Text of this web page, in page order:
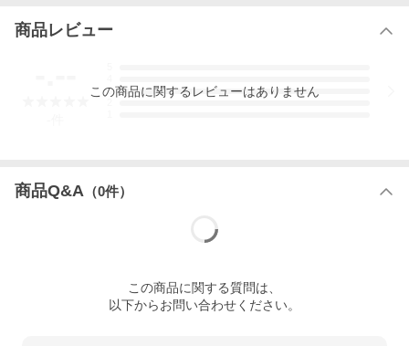
商品レビュー
3
この商品に関するレビューはありません
商品Q&A （0件）
この商品に関する質問は、
以下からお問い合わせください。